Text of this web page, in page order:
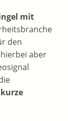
mit
den
aber
kurze